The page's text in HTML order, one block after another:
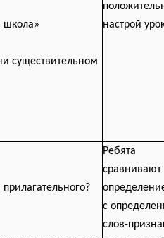
школа»
существительном
настрой
Ребята
сравнивают
с
слов-